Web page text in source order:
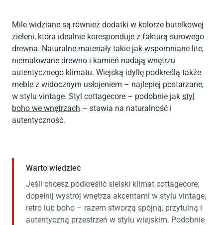
Mile widziane są również dodatki w kolorze butelkowej
zieleni, która idealnie koresponduje z fakturą surowego
drewna. Naturalne materiały takie jak wspomniane lite,
niemalowane drewno i kamień nadają wnętrzu
autentycznego klimatu. Wiejską idyllę podkreślą także
meble z widocznym usłojeniem – najlepiej postarzane,
w stylu vintage. Styl cottagecore – podobnie jak styl
boho we wnętrzach – stawia na naturalność i
autentyczność.
Warto wiedzieć
Jeśli chcesz podkreślić sielski klimat cottagecore,
dopełnij wystrój wnętrza akcentami w stylu vintage,
retro lub boho – razem stworzą spójną, przytulną i
autentyczną przestrzeń w stylu wiejskim. Podobnie